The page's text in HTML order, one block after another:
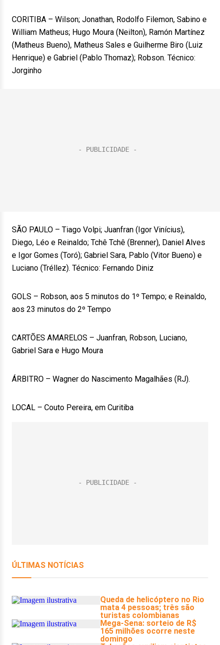
CORITIBA – Wilson; Jonathan, Rodolfo Filemon, Sabino e
William Matheus; Hugo Moura (Neilton), Ramón Martínez
(Matheus Bueno), Matheus Sales e Guilherme Biro (Luiz
Henrique) e Gabriel (Pablo Thomaz); Robson. Técnico:
Jorginho
SÃO PAULO – Tiago Volpi; Juanfran (Igor Vinícius),
Diego, Léo e Reinaldo; Tchê Tchê (Brenner), Daniel Alves
e Igor Gomes (Toró); Gabriel Sara, Pablo (Vitor Bueno) e
Luciano (Tréllez). Técnico: Fernando Diniz
GOLS – Robson, aos 5 minutos do 1º Tempo; e Reinaldo,
aos 23 minutos do 2º Tempo
CARTÕES AMARELOS – Juanfran, Robson, Luciano,
Gabriel Sara e Hugo Moura
ÁRBITRO – Wagner do Nascimento Magalhães (RJ).
LOCAL – Couto Pereira, em Curitiba